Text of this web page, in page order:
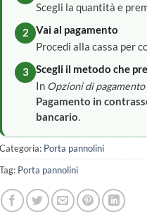
Scegli la quantità e
2
Vai al pagamento
Procedi alla cassa per
3
Scegli il metodo che
In Opzioni di pagamento
Pagamento in
bancario.
Categoria: Porta pannolini
Tag: Porta pannolini